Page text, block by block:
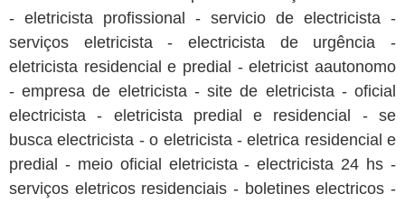
- eletricista profissional - servicio de electricista -
serviços eletricista - electricista de urgência -
eletricista residencial e predial - eletricist aautonomo
- empresa de eletricista - site de eletricista - oficial
electricista - eletricista predial e residencial - se
busca electricista - o eletricista - eletrica residencial e
predial - meio oficial eletricista - electricista 24 hs -
serviços eletricos residenciais - boletines electricos -